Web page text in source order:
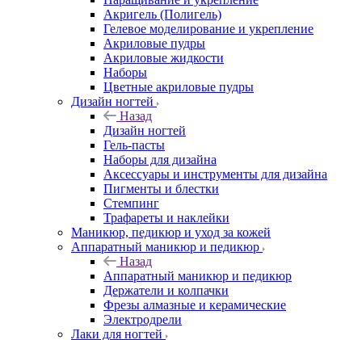
Акригель (Полигель)
Гелевое моделирование и укрепление
Акриловые пудры
Акриловые жидкости
Наборы
Цветные акриловые пудры
Дизайн ногтей
Назад
Дизайн ногтей
Гель-пасты
Наборы для дизайна
Аксессуары и инструменты для дизайна
Пигменты и блестки
Стемпинг
Трафареты и наклейки
Маникюр, педикюр и уход за кожей
Аппаратный маникюр и педикюр
Назад
Аппаратный маникюр и педикюр
Держатели и колпачки
Фрезы алмазные и керамические
Электродрели
Лаки для ногтей